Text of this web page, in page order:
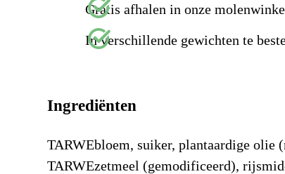
Gratis afhalen in onze
In verschillende gewichten te
Ingrediënten
TARWEbloem, suiker, plantaardige olie
TARWEzetmeel (gemodificeerd),